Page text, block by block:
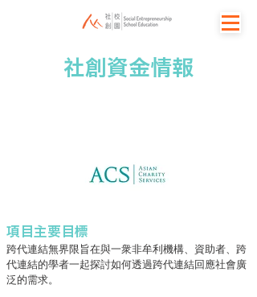
社創資金情報
項目主要目標
跨代連結無界限旨在與一衆非牟利機構、資助者、跨
代連結的學者一起探討如何透過跨代連結回應社會廣
泛的需求。